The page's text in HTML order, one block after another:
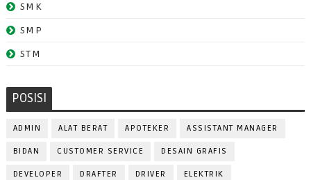
SMK
SMP
STM
POSISI
ADMIN ALAT BERAT APOTEKER ASSISTANT MANAGER
BIDAN CUSTOMER SERVICE DESAIN GRAFIS
DEVELOPER DRAFTER DRIVER ELEKTRIK